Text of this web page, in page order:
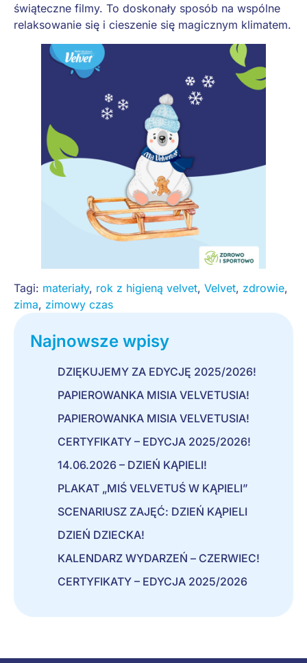
świąteczne filmy. To doskonały sposób na wspólne
relaksowanie się i cieszenie się magicznym klimatem.
Tagi: materiały, rok z higieną velvet, Velvet, zdrowie,
zima, zimowy czas
Najnowsze wpisy
DZIĘKUJEMY ZA EDYCJĘ 2025/2026!
PAPIEROWANKA MISIA VELVETUSIA!
PAPIEROWANKA MISIA VELVETUSIA!
CERTYFIKATY – EDYCJA 2025/2026!
14.06.2026 – DZIEŃ KĄPIELI!
PLAKAT „MIŚ VELVETUŚ W KĄPIELI”
SCENARIUSZ ZAJĘĆ: DZIEŃ KĄPIELI
DZIEŃ DZIECKA!
KALENDARZ WYDARZEŃ – CZERWIEC!
CERTYFIKATY – EDYCJA 2025/2026